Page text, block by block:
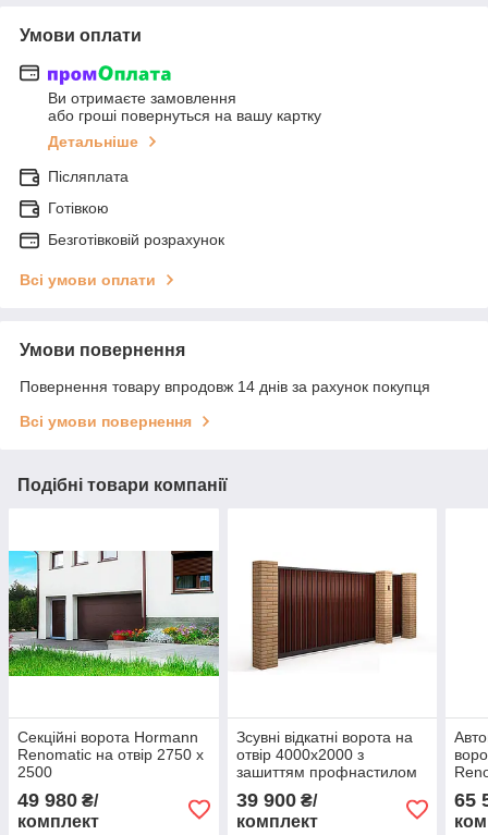
Умови оплати
Ви отримаєте замовлення
або гроші повернуться на вашу картку
Детальніше
Післяплата
Готівкою
Безготівковій розрахунок
Всі умови оплати
Умови повернення
Повернення товару впродовж 14 днів за рахунок покупця
Всі умови повернення
Подібні товари компанії
Секційні ворота Hormann
Renomatic на отвір 2750 x
2500
49 980 ₴/
комплект
Зсувні відкатні ворота на
отвір 4000х2000 з
зашиттям профнастилом
39 900₴/
комплект
65